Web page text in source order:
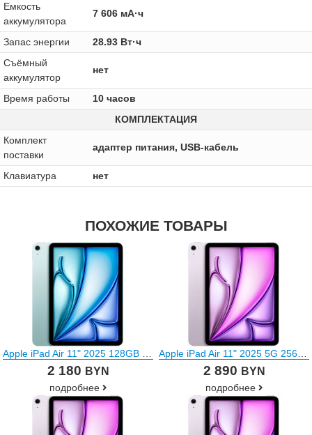
Емкость
аккумулятора
7 606 мА·ч
Запас энергии
28.93 Вт·ч
Cъёмный
аккумулятор
нет
Время работы
10 часов
КОМПЛЕКТАЦИЯ
Комплект
поставки
адаптер питания, USB-кабель
Клавиатура нет
ПОХОЖИЕ ТОВАРЫ
Apple iPad Air 11" 2025 128GB (голубой)
2 180 BYN
подробнее
Apple iPad Air 11" 2025 5G 256GB (фиолетовый)
2 890 BYN
подробнее